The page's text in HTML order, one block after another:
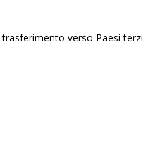
verso Paesi terzi.